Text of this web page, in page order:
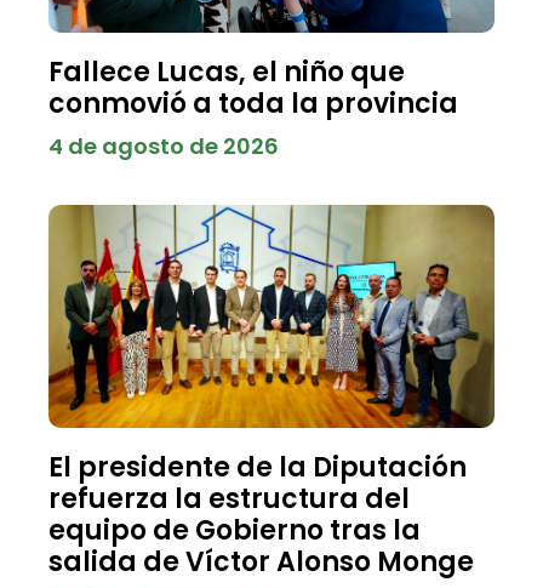
Fallece Lucas, el niño que
conmovió a toda la provincia
4 de agosto de 2026
El presidente de la Diputación
refuerza la estructura del
equipo de Gobierno tras la
salida de Víctor Alonso Monge